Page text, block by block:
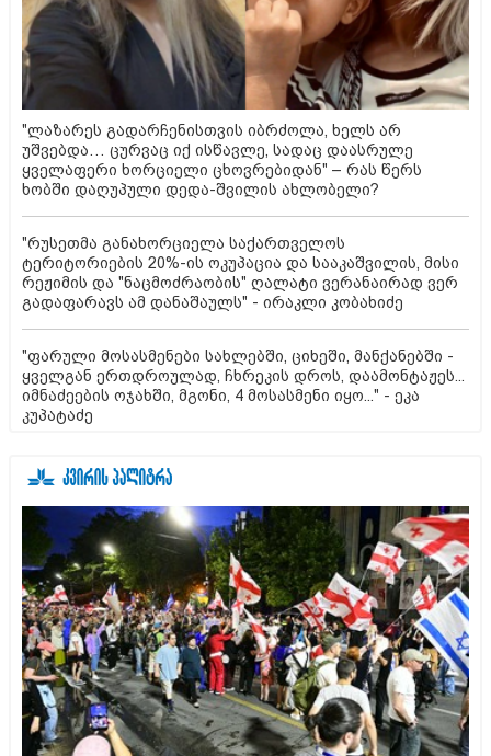
"ლაზარეს გადარჩენისთვის იბრძოლა, ხელს არ
უშვებდა… ცურვაც იქ ისწავლე, სადაც დაასრულე
ყველაფერი ხორციელი ცხოვრებიდან" – რას წერს
ხობში დაღუპული დედა-შვილის ახლობელი?
"რუსეთმა განახორციელა საქართველოს
ტერიტორიების 20%-ის ოკუპაცია და სააკაშვილის, მისი
რეჟიმის და "ნაცმოძრაობის" ღალატი ვერანაირად ვერ
გადაფარავს ამ დანაშაულს" - ირაკლი კობახიძე
"ფარული მოსასმენები სახლებში, ციხეში, მანქანებში -
ყველგან ერთდროულად, ჩხრეკის დროს, დაამონტაჟეს...
იმნაძეების ოჯახში, მგონი, 4 მოსასმენი იყო..." - ეკა
კუპატაძე